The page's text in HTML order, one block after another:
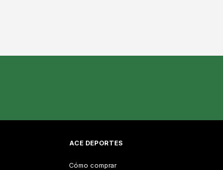
ACE DEPORTES
Cómo comprar